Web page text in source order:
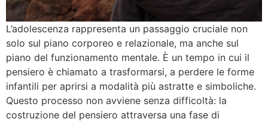
L’adolescenza rappresenta un passaggio cruciale non
solo sul piano corporeo e relazionale, ma anche sul
piano del funzionamento mentale. È un tempo in cui il
pensiero è chiamato a trasformarsi, a perdere le forme
infantili per aprirsi a modalità più astratte e simboliche.
Questo processo non avviene senza difficoltà: la
costruzione del pensiero attraversa una fase di